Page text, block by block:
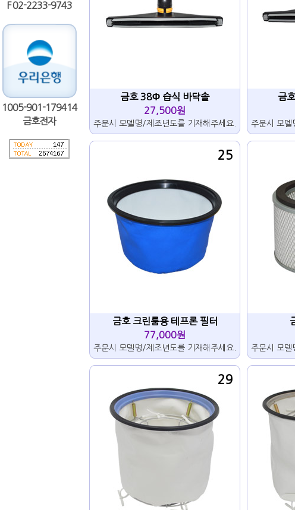
F 02-2233-9743
1005-901-179414
금호전자
금호 38Φ 습식 바닥솔
27,500원
주문시 모델명/제조년도를 기재해주세요.
금
주문시 모델
금호 크린룸용 테프론 필터
77,000원
주문시 모델명/제조년도를 기재해주세요.
25
주문시 모델
29